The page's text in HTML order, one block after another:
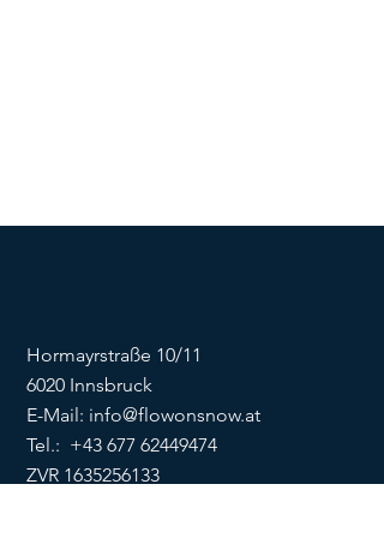
Hormayrstraße 10/11
6020 Innsbruck
E-Mail: info@flowonsnow.at
Tel.: +43 677 62449474
ZVR 1635256133